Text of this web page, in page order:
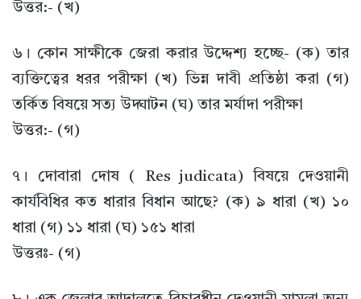
উত্তর:- (খ)
৬। কোন সাক্ষীকে জেরা করার উদ্দেশ্য হচ্ছে- (ক) তার
ব্যক্তিত্বের ধরর পরীক্ষা (খ) ভিন্ন দাবী প্রতিষ্ঠা করা (গ)
তর্কিত বিষয়ে সত্য উদ্ঘাটন (ঘ) তার মর্যাদা পরীক্ষা
উত্তর:- (গ)
৭। দোবারা দোষ ( Res judicata) বিষয়ে দেওয়ানী
কার্যবিধির কত ধারার বিধান আছে? (ক) ৯ ধারা (খ) ১০
ধারা (গ) ১১ ধারা (ঘ) ১৫১ ধারা
উত্তরঃ- (গ)